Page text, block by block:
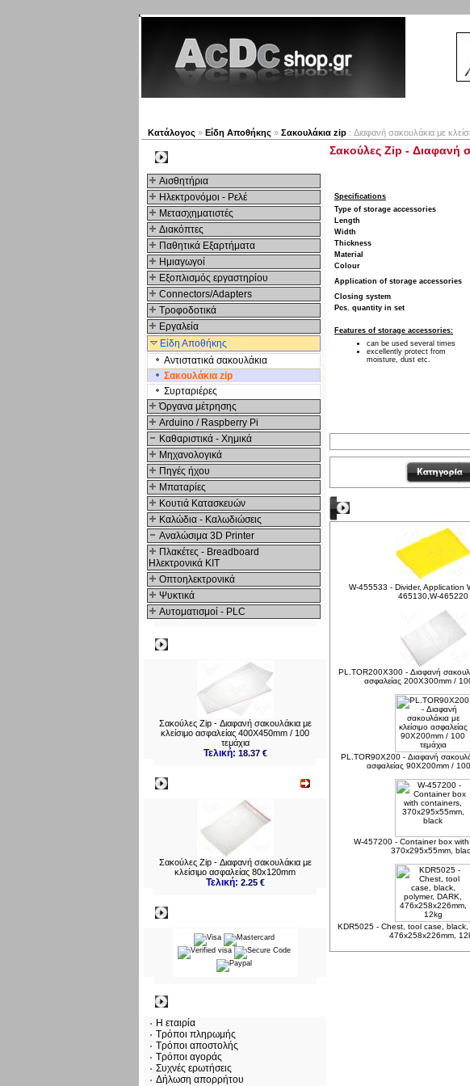
Κατάλογος » Είδη Αποθήκης » Σακουλάκια zip : Διαφανή σακουλάκια με
Αισθητήρια
Ηλεκτρονόμοι - Ρελέ
Μετασχηματιστές
Διακόπτες
Παθητικά Εξαρτήματα
Hμιαγωγοί
Εξοπλισμός εργαστηρίου
Connectors/Adapters
Τροφοδοτικά
Εργαλεία
Είδη Αποθήκης
Αντιστατικά σακουλάκια
Σακουλάκια zip
Συρταριέρες
Όργανα μέτρησης
Arduino / Raspberry Pi
Καθαριστικά - Χημικά
Μηχανολογικά
Πηγές ήχου
Μπαταρίες
Κουτιά Κατασκευών
Καλώδια - Καλωδιώσεις
Αναλώσιμα 3D Printer
Πλακέτες - Breadboard
Ηλεκτρονικά ΚΙΤ
Οπτοηλεκτρονικά
Ψυκτικά
Αυτοματισμοί - PLC
Σακούλες Zip - Διαφανή σακουλάκια με
κλείσιμο ασφαλείας 400X450mm / 100
τεμάχια
Τελική: 18.37 €
Σακούλες Zip - Διαφανή σακουλάκια με
κλείσιμο ασφαλείας 80x120mm
Τελική: 2.25 €
Η εταιρία
Τρόποι πληρωμής
Τρόποι αποστολής
Τρόποι αγοράς
Συχνές ερωτήσεις
Δήλωση απορρήτου
Σακούλες Zip - Διαφανή
Specifications
Type of storage accessories
Length
Width
Thickness
Material
Colour
Application of storage accessories
Closing system
Pcs. quantity in set
Features of storage accessories:
can be used several times
excellently protect from
moisture, dust etc.
W-455533 - Divider, Application
465130,W-465220
PL.TOR200X300 - Διαφανή
ασφαλείας 200X300mm /
PL.TOR90X200 - Διαφανή
ασφαλείας 90X200mm / 100
W-457200 - Container box with
370x295x55mm,
KDR5025 - Chest, tool case, black,
476x258x226mm,